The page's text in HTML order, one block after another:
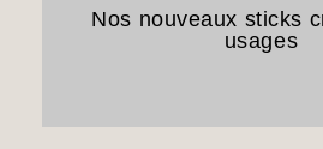
Nos nouveaux sticks
usages